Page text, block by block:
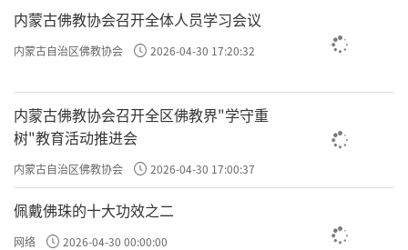
许方勇解读《了凡四训》（十一）
许方勇解读《了凡四训》（十二）
许方勇解读《了凡四训》（十三）
许方勇解读《了凡四训》（十四）
许方勇解读《了凡四训》（十五）
许方勇解读《了凡四训》（十六）
内蒙古佛教协会召开全体人员学习会议
内蒙古自治区佛教协会 2026-04-30 17:20:32
内蒙古佛教协会召开全区佛教界"学守重
树"教育活动推进会
内蒙古自治区佛教协会 2026-04-30 17:00:37
佩戴佛珠的十大功效之二
网络 2026-04-30 00:00:00